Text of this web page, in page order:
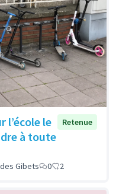
l’école le
à toute
Retenue
Gibets 0 2